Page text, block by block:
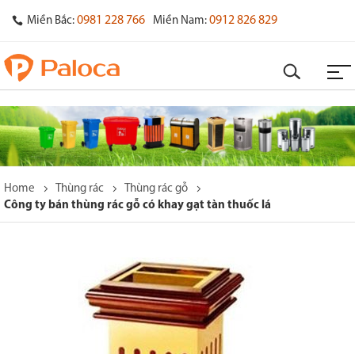
Miền Bắc: 0981 228 766 Miền Nam: 0912 826 829
Home Thùng rác
Thùng rác gỗ
Công ty bán thùng rác gỗ có khay gạt tàn thuốc lá